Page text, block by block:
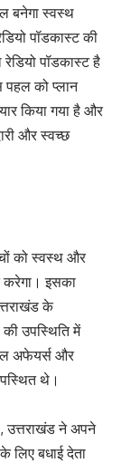
बनेगा स्वस्थ
पॉडकास्ट की
पॉडकास्ट है
पहल को प्लान
किया गया है और
और स्वच्छ
को स्वस्थ और
करेगा। इसका
के
उपस्थिति में
अफेयर्स और
थे।
उत्तराखंड ने अपने
लिए बधाई देता